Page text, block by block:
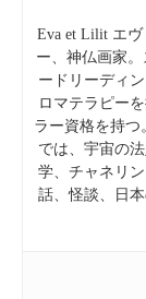
Eva et Lilit エ
ー、神仏画家
ードリーディ
ロマテラピー
ラー資格を持つ
では、宇宙の
学、チャネリ
話、怪談、日